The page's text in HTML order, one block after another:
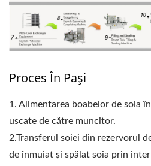
Proces În Pași
1. Alimentarea boabelor de soia
uscate de către muncitor.
2.Transferul soiei din rezervorul
de înmuiat și spălat soia prin